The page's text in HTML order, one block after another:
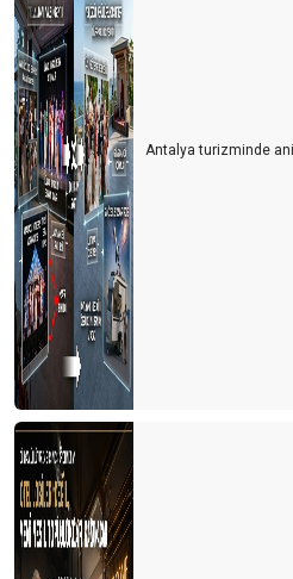
Antalya turizminde